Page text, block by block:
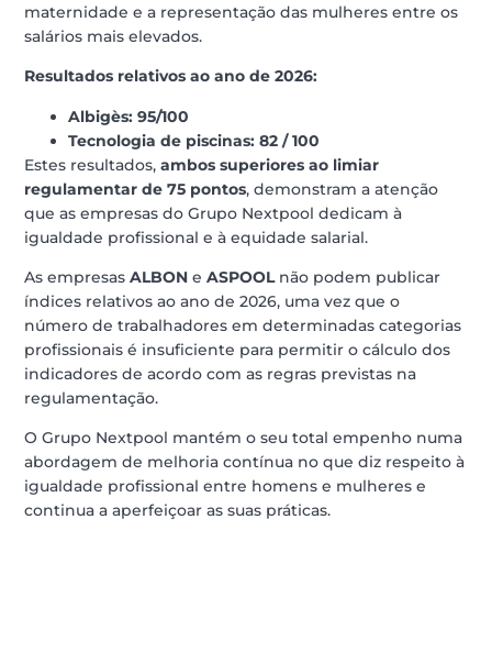
maternidade e a representação das mulheres entre os
salários mais elevados.
Resultados relativos ao ano de 2026:
Albigès: 95/100
Tecnologia de piscinas: 82 / 100
Estes resultados,ambos superiores ao limiar
regulamentar de 75 pontos, demonstram a atenção
que as empresas do Grupo Nextpool dedicam à
igualdade profissional e à equidade salarial.
As empresasALBON eASPOOL não podem publicar
índices relativos ao ano de 2026, uma vez que o
número de trabalhadores em determinadas categorias
profissionais é insuficiente para permitir o cálculo dos
indicadores de acordo com as regras previstas na
regulamentação.
O Grupo Nextpool mantém o seu total empenho numa
abordagem de melhoria contínua no que diz respeito à
igualdade profissional entre homens e mulheres e
continua a aperfeiçoar as suas práticas.